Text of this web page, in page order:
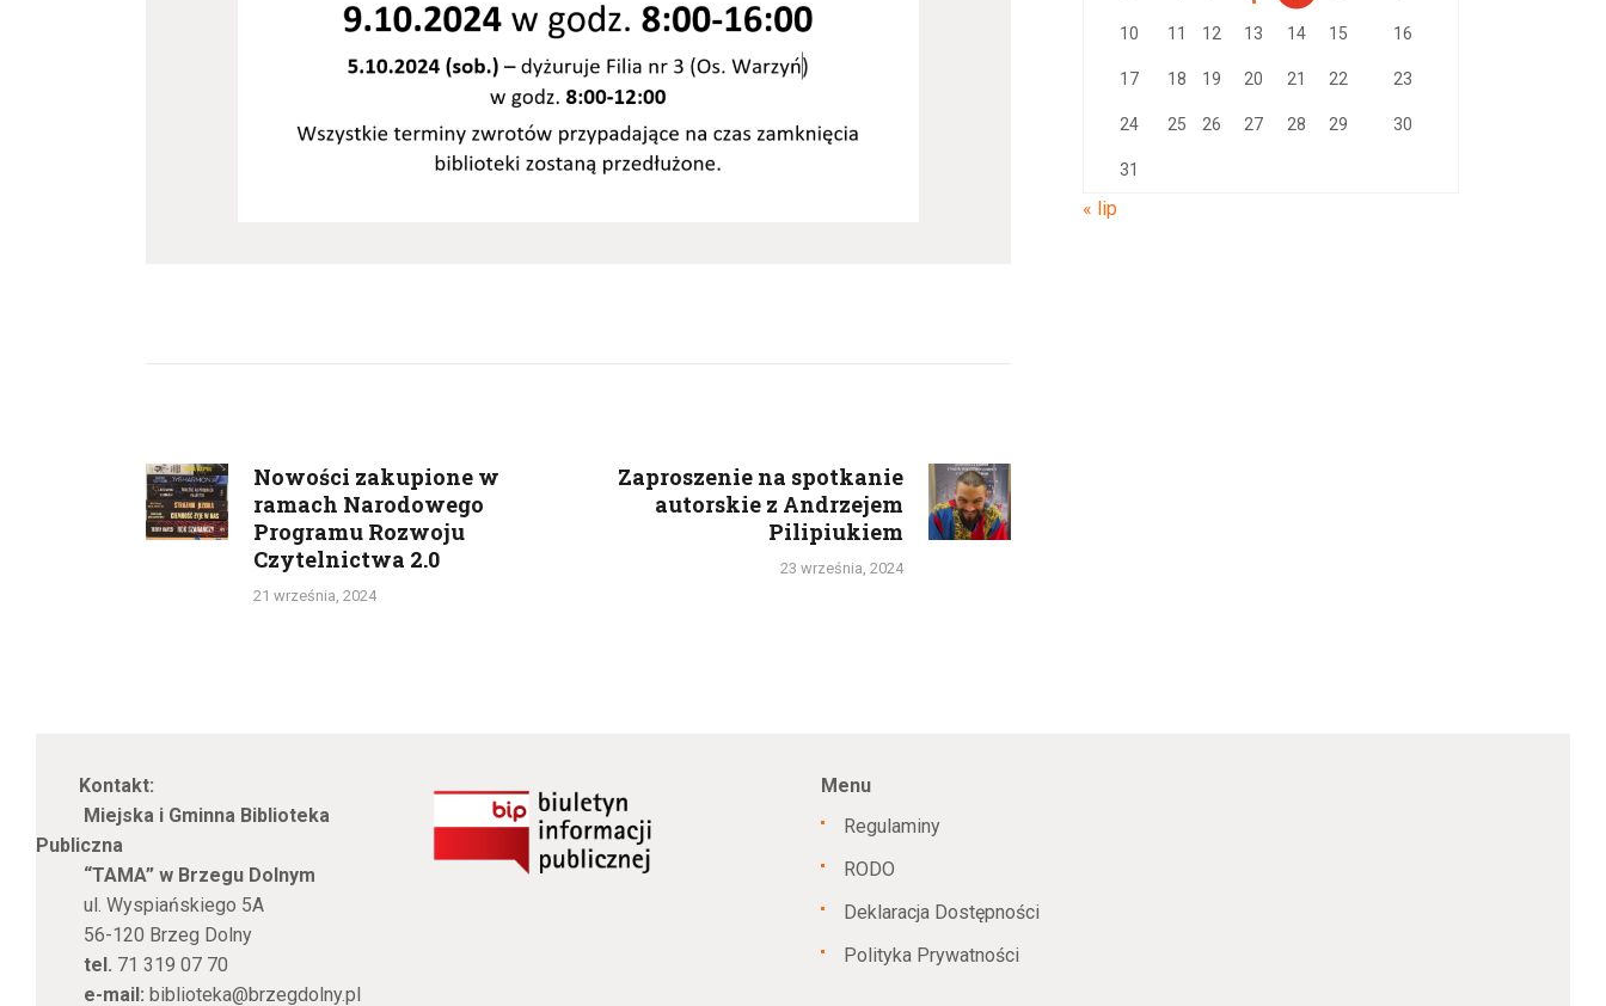
wpisu
Previous
post:
Nowości zakupione w
ramach Narodowego
Programu Rozwoju
Czytelnictwa 2.0
21 września, 2024
Next
post:
Zaproszenie na spotkanie
autorskie z Andrzejem
Pilipiukiem
23 września, 2024
10 11 12 13 14 15 16
17 18 19 20 21 22 23
24 25 26 27 28 29 30
31
« lip
Kontakt:
Miejska i Gminna Biblioteka
Publiczna
“TAMA” w Brzegu Dolnym
ul. Wyspiańskiego 5A
56-120 Brzeg Dolny
tel. 71 319 07 70
e-mail: biblioteka@brzegdolny.pl
Menu
Regulaminy
RODO
Deklaracja Dostępności
Polityka Prywatności